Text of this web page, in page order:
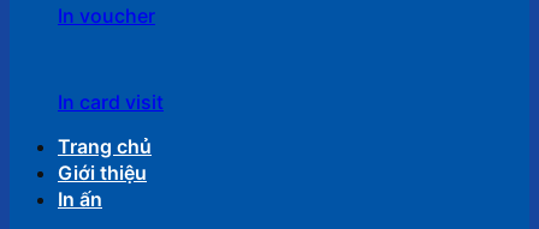
In voucher
In card visit
Trang chủ
Giới thiệu
In ấn